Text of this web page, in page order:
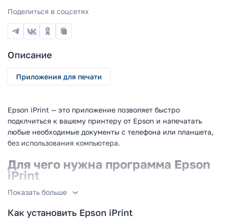
Поделиться в соцсетях
Описание
Приложения для печати
Epson iPrint — это приложение позволяет быстро
подклчиться к вашему принтеру от Epson и напечатать
любые необходимые документы с телефона или планшета,
без использования компьютера.
Для чего нужна программа Epson
iPrint
Благодаря этой программе, вам не придется искать
и напечатать их на принтере. Вместо этого, установите на
Показать больше
Как установить Epson iPrint